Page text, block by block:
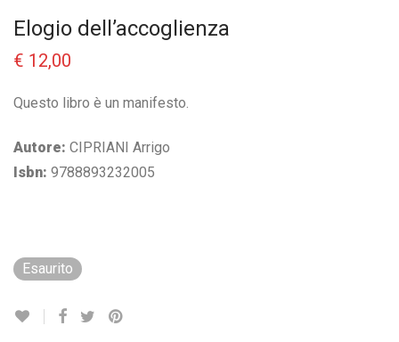
Elogio dell’accoglienza
€ 12,00
Questo libro è un manifesto.
Autore: CIPRIANI Arrigo
Isbn: 9788893232005
Esaurito